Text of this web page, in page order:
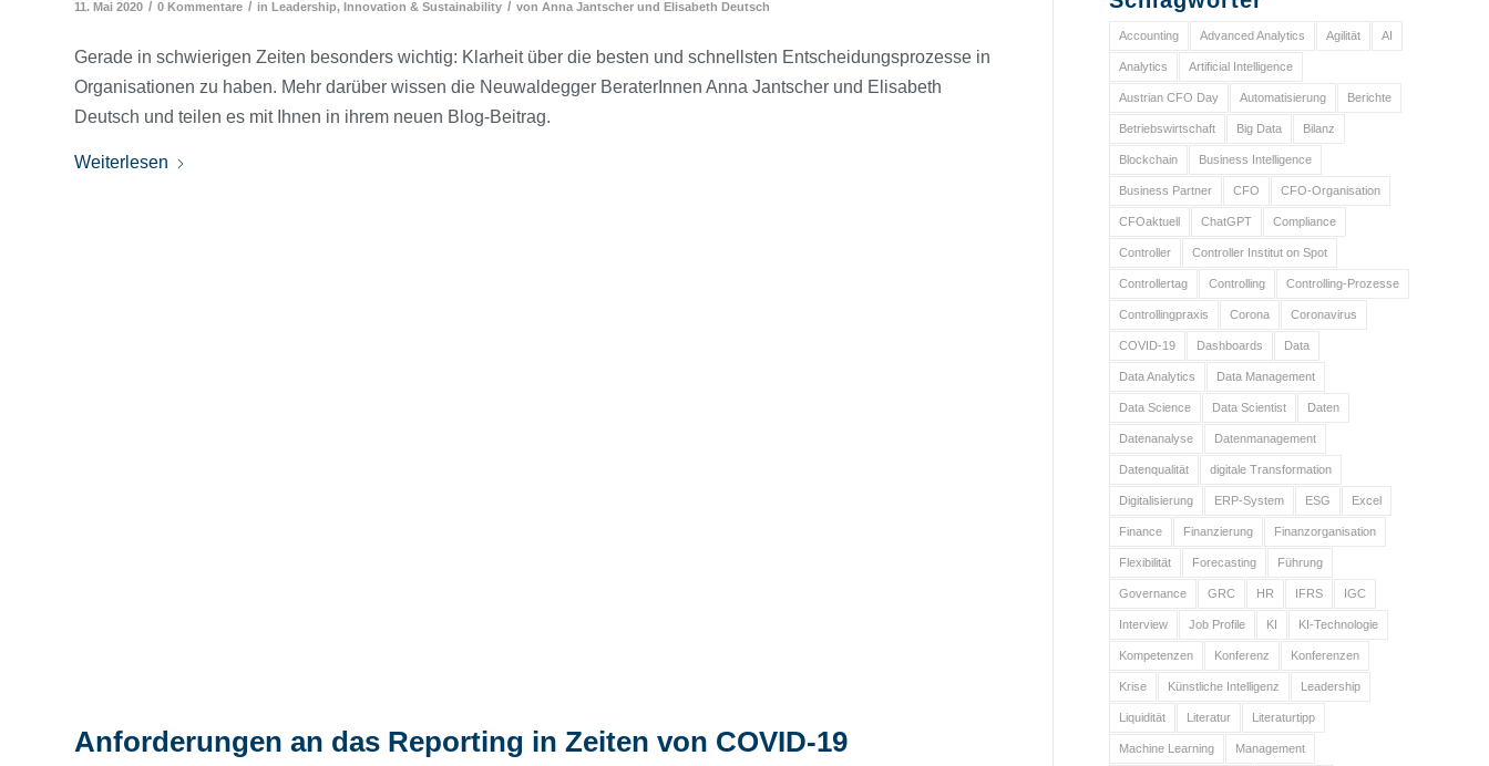
11. Mai 2020 / 0 Kommentare / in Leadership, Innovation & Sustainability / von Anna Jantscher und Elisabeth Deutsch
Gerade in schwierigen Zeiten besonders wichtig: Klarheit über die besten und schnellsten Entscheidungsprozesse in
Organisationen zu haben. Mehr darüber wissen die Neuwaldegger BeraterInnen Anna Jantscher und Elisabeth
Deutsch und teilen es mit Ihnen in ihrem neuen Blog-Beitrag.
Weiterlesen
Anforderungen an das Reporting in Zeiten von COVID-19
Accounting Advanced Analytics Agilität AI
Analytics Artificial Intelligence
Austrian CFO Day Automatisierung Berichte
Betriebswirtschaft Big Data Bilanz
Blockchain Business Intelligence
Business Partner CFO CFO-Organisation
CFOaktuell ChatGPT Compliance
Controller Controller Institut on Spot
Controllertag Controlling Controlling-Prozesse
Controllingpraxis Corona Coronavirus
COVID-19 Dashboards Data
Data Analytics Data Management
Data Science Data Scientist Daten
Datenanalyse Datenmanagement
Datenqualität digitale Transformation
Digitalisierung ERP-System ESG Excel
Finance Finanzierung Finanzorganisation
Flexibilität Forecasting Führung
Governance GRC HR IFRS IGC
Interview Job Profile KI KI-Technologie
Kompetenzen Konferenz Konferenzen
Krise Künstliche Intelligenz Leadership
Liquidität Literatur Literaturtipp
Machine Learning Management